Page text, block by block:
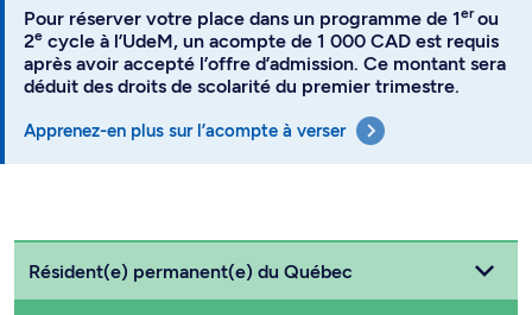
Pour réserver votre place dans un programme de 1erou
2e cycle à l’UdeM, un acompte de 1 000 CAD est requis
après avoir accepté l’offre d’admission. Ce montant sera
déduit des droits de scolarité du premier trimestre.
Apprenez-en plus sur l’acompte à verser
Choisissez votre statut
Résident(e) permanent(e) du Québec